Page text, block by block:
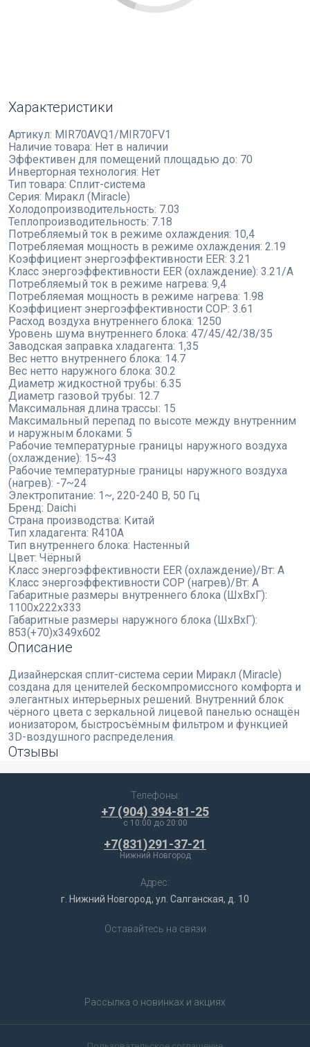
Характеристики
Артикул: MIR70AVQ1/MIR70FV1
Наличие товара: Нет в наличии
Эффективен для помещений площадью до: 70
Инверторная технология: Нет
Тип товара: Сплит-система
Серия: Миракл (Miracle)
Холодопроизводительность: 7.03
Теплопроизводительность: 7.18
Потребляемый ток в режиме охлаждения: 10,4
Потребляемая мощность в режиме охлаждения: 2.19
Коэффициент энергоэффективности EER: 3.21
Класс энергоэффективности EER (охлаждение): 3.21/A
Потребляемый ток в режиме нагрева: 9,4
Потребляемая мощность в режиме нагрева: 1.98
Коэффициент энергоэффективности COP: 3.61
Расход воздуха внутреннего блока: 1250
Уровень шума внутреннего блока: 47/45/42/38/35
Заводская заправка хладагента: 1,35
Вес нетто внутреннего блока: 14.7
Вес нетто наружного блока: 30.2
Диаметр жидкостной трубы: 6.35
Диаметр газовой трубы: 12.7
Максимальная длина трассы: 15
Максимальный перепад по высоте между внутренним
и наружным блоками: 5
Рабочие температурные границы наружного воздуха
(охлаждение): 15~43
Рабочие температурные границы наружного воздуха
(нагрев): -7~24
Электропитание: 1~, 220-240 В, 50 Гц
Бренд: Daichi
Страна производства: Китай
Тип хладагента: R410A
Тип внутреннего блока: Настенный
Цвет: Чёрный
Класс энергоэффективности EER (охлаждение)/Вт: A
Класс энергоэффективности COP (нагрев)/Вт: A
Габаритные размеры внутреннего блока (ШхВхГ):
1100x222x333
Габаритные размеры наружного блока (ШхВхГ):
853(+70)x349x602
Описание
Дизайнерская сплит-система серии Миракл (Miracle)
создана для ценителей бескомпромиссного комфорта и
элегантных интерьерных решений. Внутренний блок
чёрного цвета с зеркальной лицевой панелью оснащён
ионизатором, быстросъёмным фильтром и функцией
3D-воздушного распределения.
Отзывы
Телефоны:
+7 (904) 394-81-25
c 10:00 до 20:00
+7(831)291-37-21
Нижний Новгород
Адрес:
г. Нижний Новгород, ул. Салганская, д. 10
Оставайтесь на связи
Рассылка о новинках и акциях